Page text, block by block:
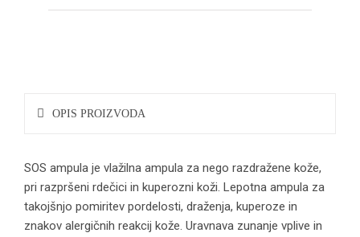
OPIS PROIZVODA
SOS ampula je vlažilna ampula za nego razdražene kože,
pri razpršeni rdečici in kuperozni koži. Lepotna ampula za
takojšnjo pomiritev pordelosti, draženja, kuperoze in
znakov alergičnih reakcij kože. Uravnava zunanje vplive in